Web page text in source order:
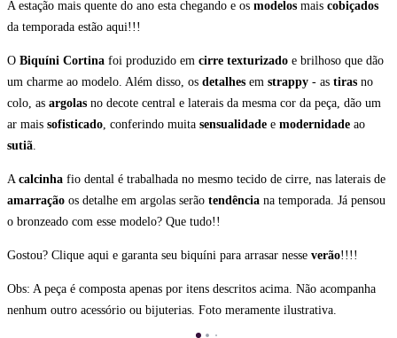
A estação mais quente do ano esta chegando e os modelos mais cobiçados
da temporada estão aqui!!!
O Biquíni Cortina foi produzido em cirre texturizado e brilhoso que dão
um charme ao modelo. Além disso, os detalhes em strappy - as tiras no
colo, as argolas no decote central e laterais da mesma cor da peça, dão um
ar mais sofisticado, conferindo muita sensualidade e modernidade ao
sutiã.
A calcinha fio dental é trabalhada no mesmo tecido de cirre, nas laterais de
amarração os detalhe em argolas serão tendência na temporada. Já pensou
o bronzeado com esse modelo? Que tudo!!
Gostou? Clique aqui e garanta seu biquíni para arrasar nesse verão!!!!
Obs: A peça é composta apenas por itens descritos acima. Não acompanha
nenhum outro acessório ou bijuterias. Foto meramente ilustrativa.